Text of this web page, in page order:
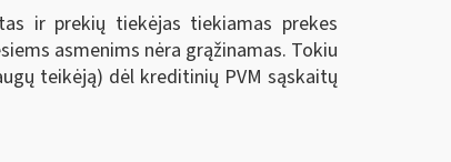
ir prekių tiekėjas tiekiamas prekes
asmenims nėra grąžinamas. Tokiu
teikėją) dėl kreditinių PVM sąskaitų